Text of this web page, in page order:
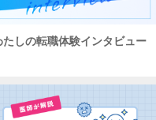
たしの転職体験インタビュー